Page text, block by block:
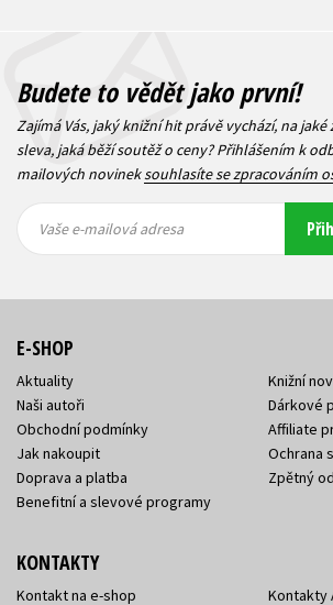
Budete to vědět jako první!
Zajímá Vás, jaký knižní hit právě vychází, na
sleva, jaká běží soutěž o ceny? Přihlášením k
mailových novineksouhlasíte se zpracováním
mailová
mailová
Vaše e-mailová adresa
E-SHOP
Aktuality
Naši autoři
Obchodní podmínky
Jak nakoupit
Doprava a platba
Benefitní a slevové programy
Knižní
Dárkové
Affiliate
Ochrana
Zpětný
KONTAKTY
Kontakt na e-shop
Kontakty